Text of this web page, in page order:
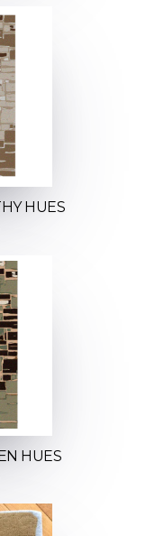
HUES
HUES